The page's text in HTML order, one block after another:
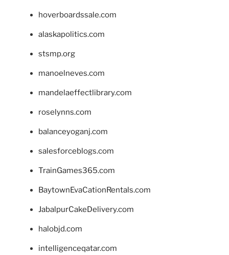
hoverboardssale.com
alaskapolitics.com
stsmp.org
manoelneves.com
mandelaeffectlibrary.com
roselynns.com
balanceyoganj.com
salesforceblogs.com
TrainGames365.com
BaytownEvaCationRentals.com
JabalpurCakeDelivery.com
halobjd.com
intelligenceqatar.com